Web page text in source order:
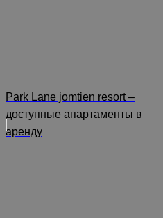
Park Lane jomtien resort –
доступные апартаменты в
аренду